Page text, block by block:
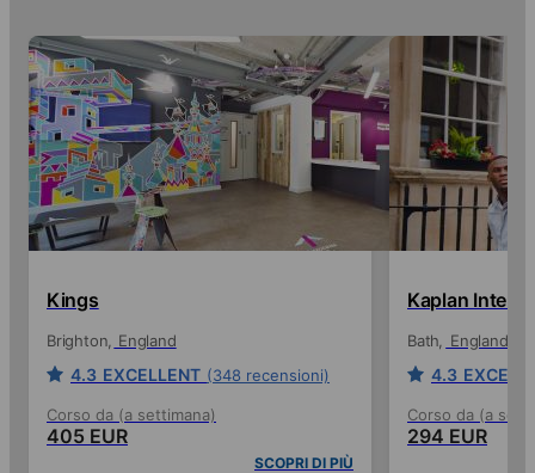
Kings
Brighton England
4.3 EXCELLENT (348 recensioni)
Corso da (a settimana)
405 EUR
SCOPRI DI PIÙ
Kaplan
Bath England
4.3
Corso da (a
294 EUR